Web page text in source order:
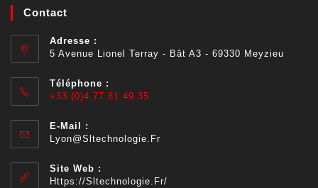
Contact
Adresse :
5 Avenue Lionel Terray - Bât A3 - 69330 Meyzieu
Téléphone :
+33 (0)4 77 81 49 35
E-Mail :
Lyon@sltechnologie.fr
Site Web :
Https://sltechnologie.fr/